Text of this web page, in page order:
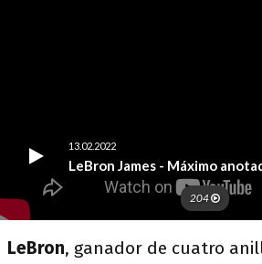
LeBron, ganador de cuatro